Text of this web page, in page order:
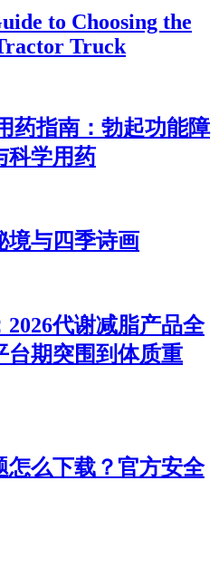
to Choosing the
Truck
药指南：勃起功能障
科学用药
境与四季诗画
代谢减脂产品全
台期突围到体质重
怎么下载？官方安全